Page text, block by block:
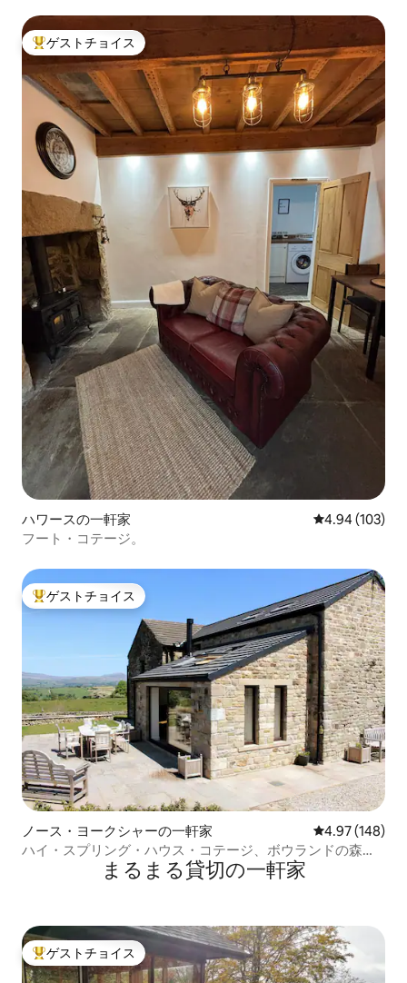
大好評のゲストチョイスです。
ゲストチョイス
ハワースの一軒家 レビュー103
4.94 (103)
フート・コテージ。
大好評のゲストチョイスです。
ゲストチョイス
ノース・ヨークシャーの一軒家 レビュー148
4.97 (148)
ハイ・スプリング・ハウス・コテージ、ボウランドの森、
まるまる貸切の一軒家
大好評のゲストチョイスです。
ゲストチョイス